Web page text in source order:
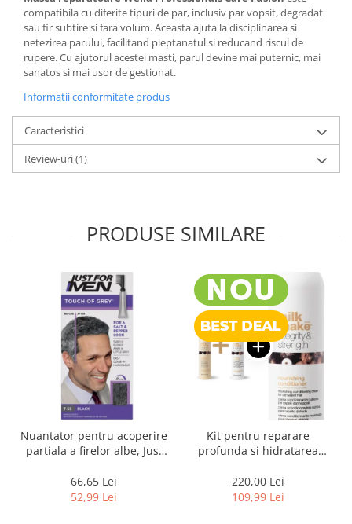
compatibila cu diferite tipuri de par, inclusiv par vopsit, degradat
sau fir subtire si fara volum. Aceasta ajuta la disciplinarea si
netezirea parului, facilitand pieptanatul si reducand riscul de
rupere. Cu ajutorul acestei masti, parul devine mai puternic, mai
sanatos si mai usor de gestionat.
Informatii conformitate produs
Caracteristici
Review-uri(1)
PRODUSE SIMILARE
Nuantator pentru acoperire
partiala a firelor albe, Just
Touch of Grey, 40 g
66,65 Lei
52,99 Lei
Kit pentru reparare
profunda si hidratarea
Milk Shake Integrity &
Strength Nourishing
220,00 Lei
109,99 Lei